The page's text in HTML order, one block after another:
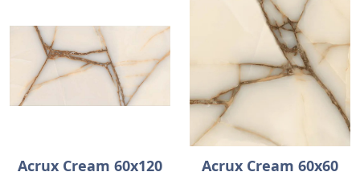
Acrux Cream 60x120
Acrux Cream 60x60